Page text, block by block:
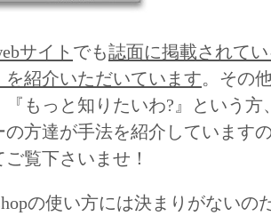
サイト でも誌面に掲載されて
紹介いただいています。その
『もっと知りたいわ?』という
の方達が手法を紹介しています
覧下さいませ！
の使い方には決まりがない